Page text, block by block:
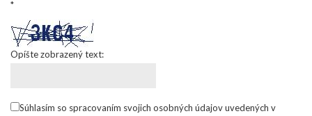
*
Opíšte zobrazený text:
Súhlasím so spracovaním svojich osobných údajov uvedených v